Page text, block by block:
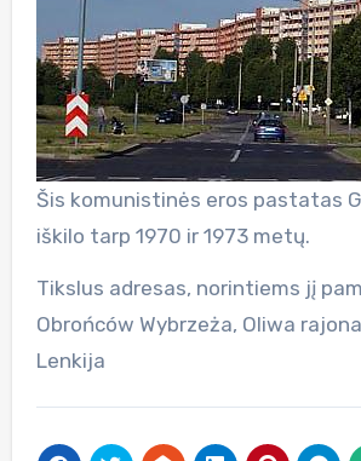
Šis komunistinės eros pastatas
iškilo tarp 1970 ir 1973 metų.
Tikslus adresas, norintiems jį
Obrońców Wybrzeża, Oliwa
Lenkija